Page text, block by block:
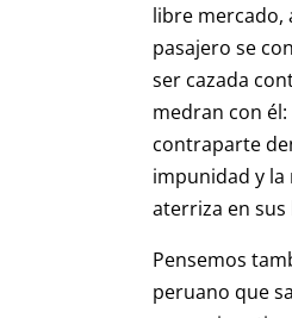
libre mercado,
pasajero se
ser cazada
medran con
contraparte
impunidad y la
aterriza en sus
Pensemos
peruano que